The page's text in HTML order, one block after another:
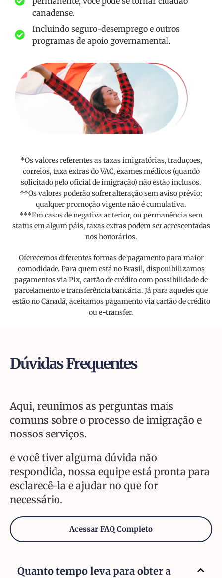
canadense.
Incluindo seguro-desemprego e outros
programas de apoio governamental.
*Os valores referentes as taxas imigratórias, traduçoes,
correios, taxa extras do VAC, exames médicos (quando
solicitado pelo oficial de imigração) não estão inclusos.
**Os valores poderão sofrer alteração sem aviso prévio;
qualquer promoção vigente não é cumulativa.
***Em casos de negativa anterior, ou permanência sem
status em algum páis, taxas extras podem ser acrescentadas
nos honorários.
Oferecemos diferentes formas de pagamento para maior
comodidade. Para quem está no Brasil, disponibilizamos
pagamentos via Pix, cartão de crédito com possibilidade de
parcelamento e transferência bancária. Já para aqueles que
estão no Canadá, aceitamos pagamento via cartão de crédito
ou e-transfer.
Dúvidas Frequentes
Aqui, reunimos as perguntas mais
comuns sobre o processo de imigração e
nossos serviços.
e você tiver alguma dúvida não
respondida, nossa equipe está pronta para
esclarecê-la e ajudar no que for
necessário.
Acessar FAQ Completo
Quanto tempo leva para obter a